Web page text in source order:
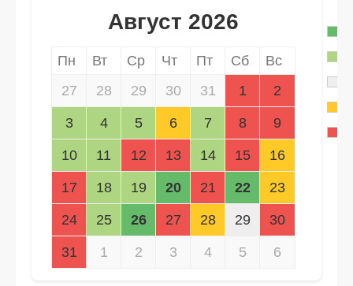
Август 2026
Пн Вт Ср Чт Пт Сб
Вс
27
28 29 30 31 1 2
3 4 5 6 7 8 9
10 11 12 13 14 15 16
17 18 19 20 21 22 23
24 25 26 27 28 29 30
31 1 2 3 4 5 6